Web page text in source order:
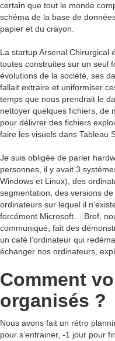
certain que tout le monde
schéma de la base de
papier et du crayon.
La startup Arsenal Chirurgical
toutes construites sur un seul
évolutions de la société, ses
fallait extraire et uniformiser
temps que nous prendrait le
nettoyer quelques fichiers, de
pour délivrer des fichiers
faire les visuels dans Tableau
Je suis obligée de parler
personnes, il y avait 3
Windows et Linux), des
segmentation, des versions
ordinateurs sur lequel il
forcément Microsoft… Bref,
communiqué, fait des
un café l’ordinateur qui
échanger nos ordinateurs,
Comment
organisés ?
Nous avons fait un rétro
pour s’entrainer, -1 jour pour